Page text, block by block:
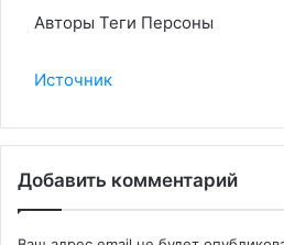
Авторы Теги Персоны
Источник
Добавить комментарий